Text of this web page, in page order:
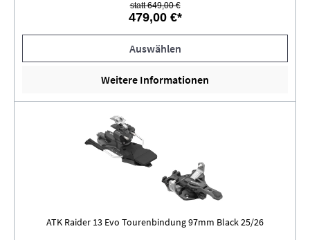
statt 649,00 €
479,00 €*
Auswählen
Weitere Informationen
ATK Raider 13 Evo Tourenbindung 97mm Black 25/26